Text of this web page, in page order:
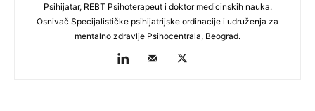
Psihijatar, REBT Psihoterapeut i doktor medicinskih nauka.
Osnivač Specijalističke psihijatrijske ordinacije i udruženja za
mentalno zdravlje Psihocentrala, Beograd.